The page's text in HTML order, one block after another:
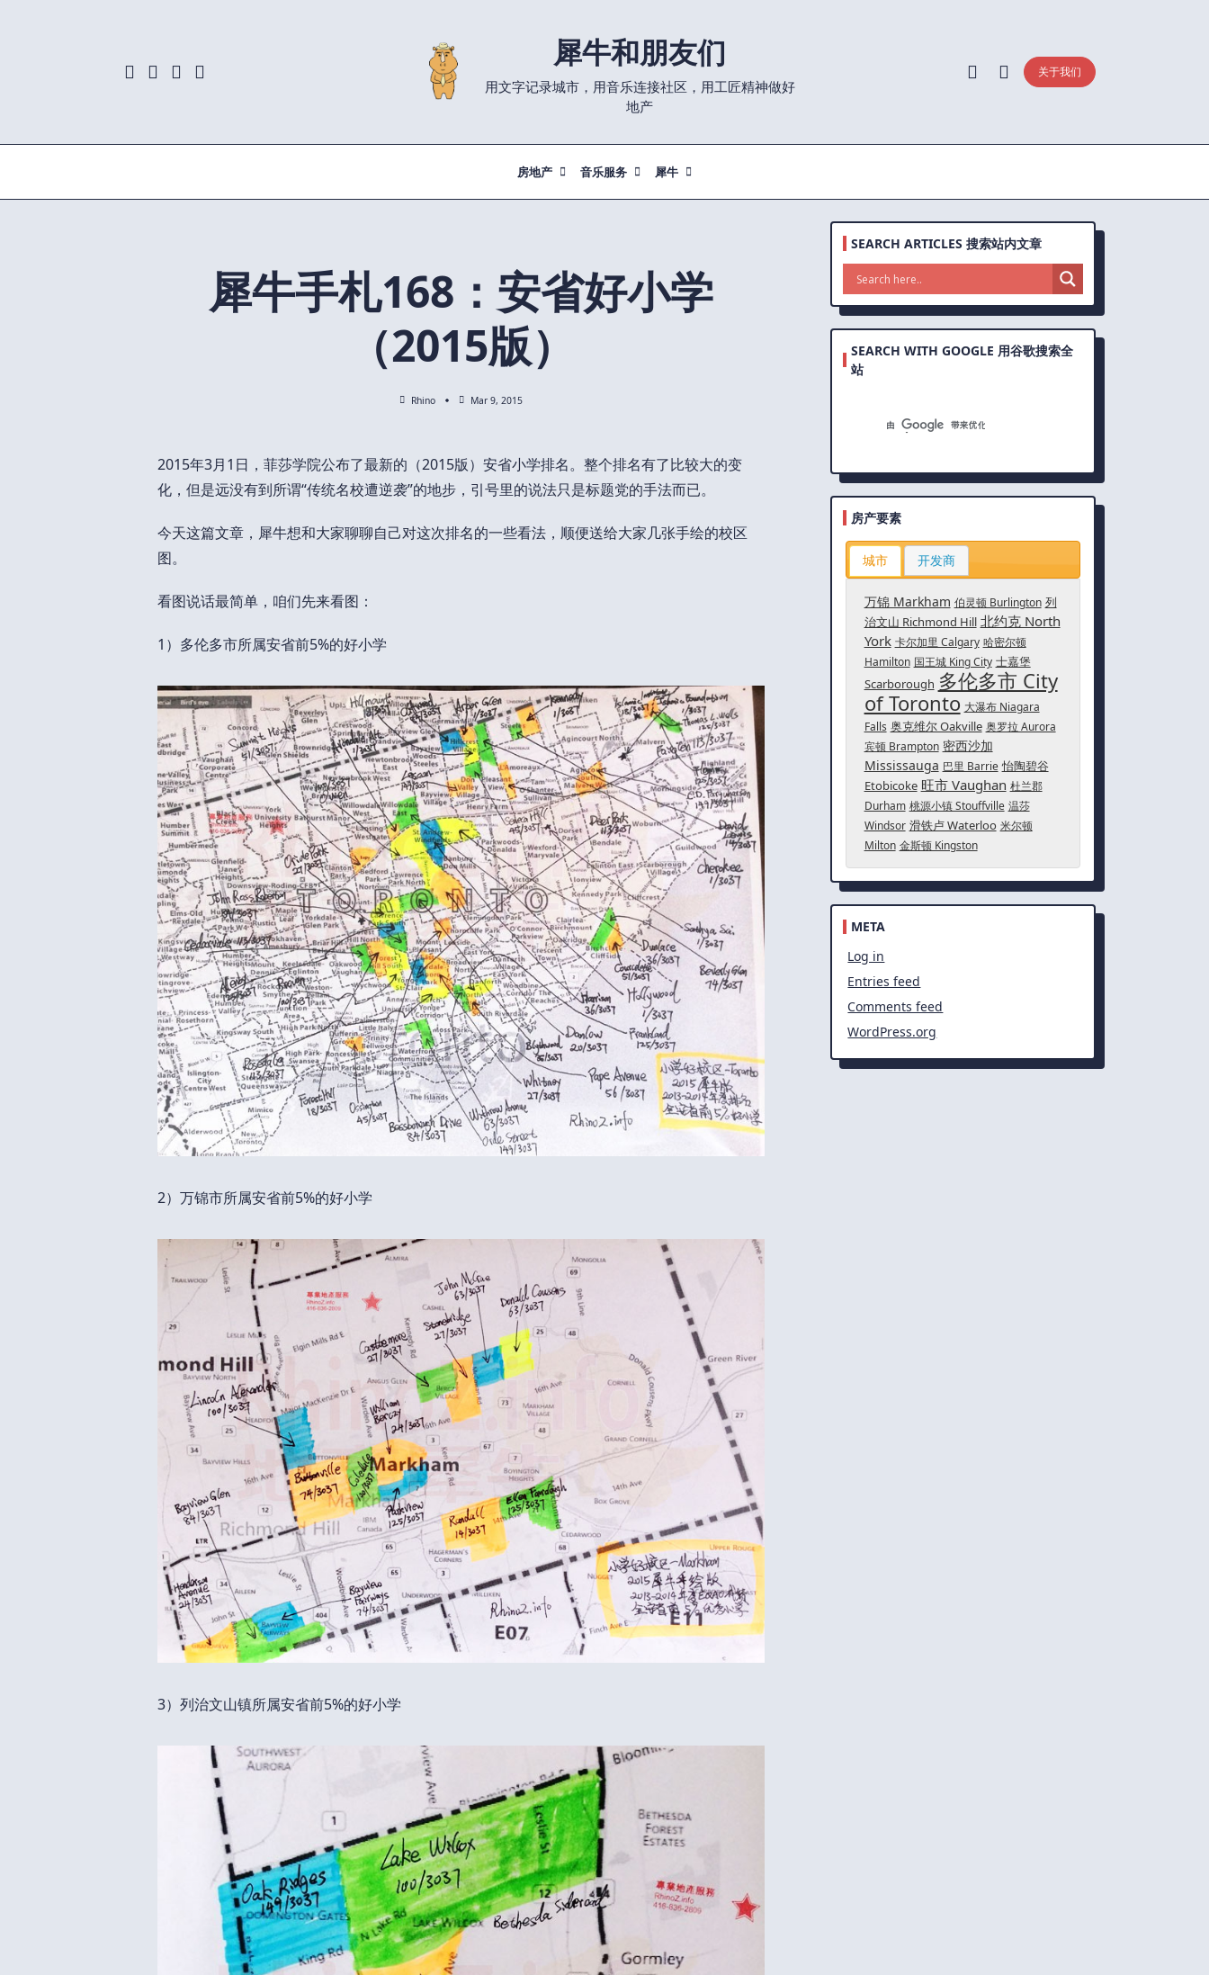
犀牛和朋友们
用文字记录城市，用音乐连接社区，用工匠精神做好
地产
关于我们
房地产 音乐服务 犀牛
犀牛手札168：安省好小学
（2015版）
Rhino Mar 9, 2015
2015年3月1日，菲莎学院公布了最新的（2015版）安省小学排名。整个排名有了比较大的变
化，但是远没有到所谓“传统名校遭逆袭”的地步，引号里的说法只是标题党的手法而已。
今天这篇文章，犀牛想和大家聊聊自己对这次排名的一些看法，顺便送给大家几张手绘的校区
图。
看图说话最简单，咱们先来看图：
1）多伦多市所属安省前5%的好小学
2）万锦市所属安省前5%的好小学
3）列治文山镇所属安省前5%的好小学
SEARCH ARTICLES 搜索站内文章
SEARCH WITH GOOGLE 用谷歌搜索全
站
房产要素
城市 开发商
万锦 Markham 伯灵顿 Burlington 列
治文山 Richmond Hill 北约克 North
York 卡尔加里 Calgary 哈密尔顿
Hamilton 国王城 King City 士嘉堡
Scarborough 多伦多市 City
of Toronto 大瀑布 Niagara
Falls 奥克维尔 Oakville 奥罗拉 Aurora
宾顿 Brampton 密西沙加
Mississauga 巴里 Barrie 怡陶碧谷
Etobicoke 旺市 Vaughan 杜兰郡
Durham 桃源小镇 Stouffville 温莎
Windsor 滑铁卢 Waterloo 米尔顿
Milton 金斯顿 Kingston
META
Log in
Entries feed
Comments feed
WordPress.org